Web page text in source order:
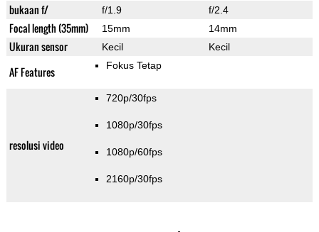
bukaan f/ f/1.9 f/2.4
Focal length (35mm) 15mm 14mm
Ukuran sensor Kecil Kecil
AF Features Fokus Tetap
resolusi video
720p/30fps
1080p/30fps
1080p/60fps
2160p/30fps